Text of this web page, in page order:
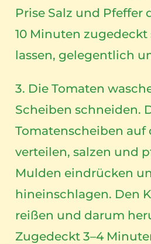
Prise Salz und Pfeffer
10 Minuten
lassen, gelegentlich
3. Die Tomaten
Scheiben schneiden.
Tomatenscheiben auf
verteilen, salzen und
Mulden eindrücken
hineinschlagen. Den
reißen und darum
Zugedeckt 3–4